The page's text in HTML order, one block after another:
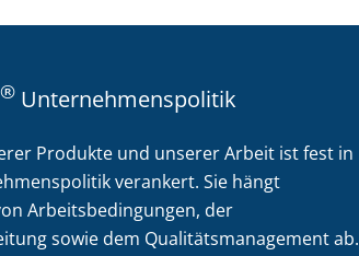
® Unternehmenspolitik
Produkte und unserer Arbeit ist fest in
verankert. Sie hängt
Arbeitsbedingungen, der
sowie dem Qualitätsmanagement ab.